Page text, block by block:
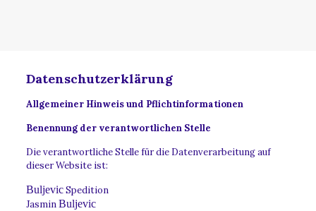
Datenschutzerklärung
Allgemeiner Hinweis und Pflichtinformationen
Benennung der verantwortlichen Stelle
Die verantwortliche Stelle für die Datenverarbeitung auf
dieser Website ist:
BuljevicSpedition
JasminBuljevic